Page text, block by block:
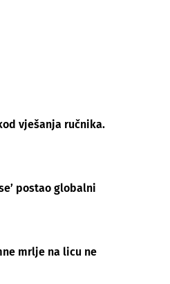
vješanja ručnika.
postao globalni
mrlje na licu ne